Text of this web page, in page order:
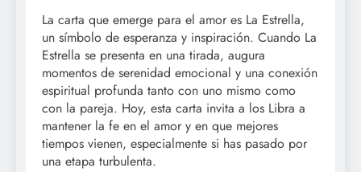
La carta que emerge para el amor es La Estrella,
un símbolo de esperanza y inspiración. Cuando La
Estrella se presenta en una tirada, augura
momentos de serenidad emocional y una conexión
espiritual profunda tanto con uno mismo como
con la pareja. Hoy, esta carta invita a los Libra a
mantener la fe en el amor y en que mejores
tiempos vienen, especialmente si has pasado por
una etapa turbulenta.